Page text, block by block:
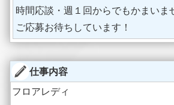
時間応談・週１回からでもかまいま
ご応募お待ちしています！
仕事内容
フロアレディ